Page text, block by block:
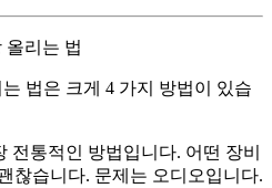
올리는 법
법은 크게 4 가지 방법이 있습
전통적인 방법입니다. 어떤 장비
찮습니다. 문제는 오디오입니다.